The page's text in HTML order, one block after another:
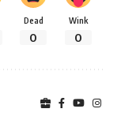
Dead
0
Wink
0